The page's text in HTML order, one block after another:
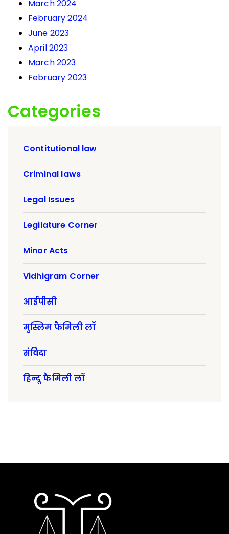
March 2024
February 2024
June 2023
April 2023
March 2023
February 2023
Categories
Contitutional law
Criminal laws
Legal Issues
Legilature Corner
Minor Acts
Vidhigram Corner
आईपीसी
मुस्लिम फैमिली लॉ
संविदा
हिन्दू फैमिली लॉ